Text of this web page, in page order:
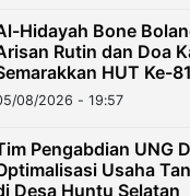
Hidayah Bone
Rutin dan Doa
HUT Ke-
08/2026 - 19:57
Pengabdian UNG
Usaha
Desa Huntu Selatan